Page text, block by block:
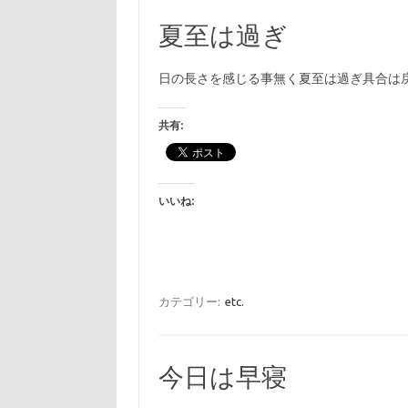
夏至は過ぎ
日の長さを感じる事無く夏至は過ぎ具合は
共有:
いいね:
カテゴリー: etc.
今日は早寝